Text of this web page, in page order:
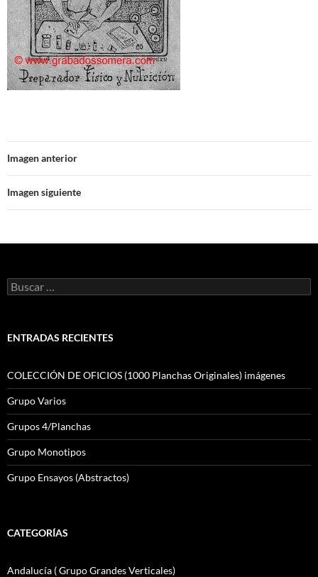
Imagen anterior
Imagen siguiente
Buscar:
ENTRADAS RECIENTES
COLECCIÓN DE OFICIOS (1000 Planchas Originales) imágenes
Grupo Varios
Grupos 4/Planchas
Grupo Monotipos
Grupo Ensayos (Abstractos)
CATEGORÍAS
Andalucía ( Grupo Grandes Verticales)